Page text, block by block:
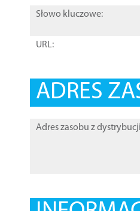
Słowo kluczowe:
URL:
ADRES
Adres zasobu z